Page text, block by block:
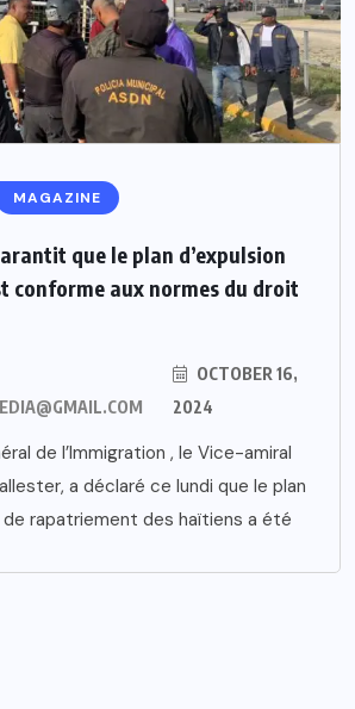
MAGAZINE
que le plan d’expulsion
conforme aux normes du droit
OCTOBER 16,
2024
de l’Immigration , le Vice-amiral
a déclaré ce lundi que le plan
rapatriement des haïtiens a été